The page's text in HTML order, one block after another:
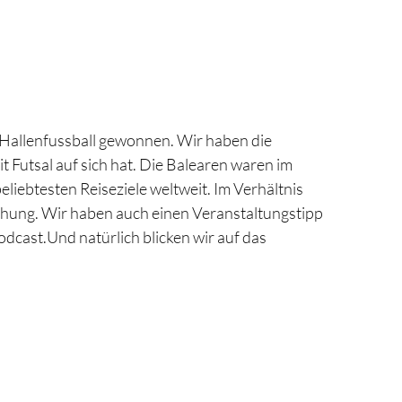
gewonnen. Wir haben die
Futsal auf sich hat. Die Balearen waren im
Reiseziele weltweit. Im Verhältnis
Wir haben auch einen Veranstaltungstipp
natürlich blicken wir auf das